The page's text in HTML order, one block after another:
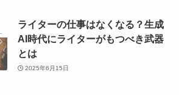
ライターの仕事はなくなる？生成
AI時代にライターがもつべき武器
とは
2025年6月15日